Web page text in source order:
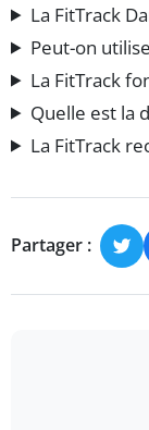
La FitTrack
Peut-on
La FitTrack
Quelle est la
La FitTrack
Partager :